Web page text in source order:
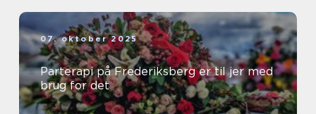
07. oktober 2025
Parterapi på Frederiksberg er til jer med
brug for det